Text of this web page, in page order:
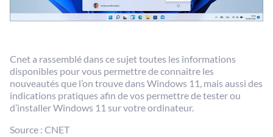
Cnet a rassemblé dans ce sujet toutes les informations
disponibles pour vous permettre de connaitre les
nouveautés que l’on trouve dans Windows 11, mais aussi des
indications pratiques afin de vos permettre de tester ou
d’installer Windows 11 sur votre ordinateur.
Source : CNET